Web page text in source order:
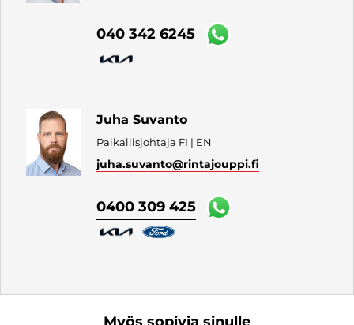
040 342 6245
Juha Suvanto
Paikallisjohtaja FI | EN
juha.suvanto@rintajouppi.fi
0400 309 425